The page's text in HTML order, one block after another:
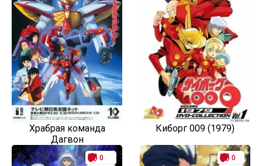
Храбрая команда
Дагвон
Киборг 009 (1979)
0
0